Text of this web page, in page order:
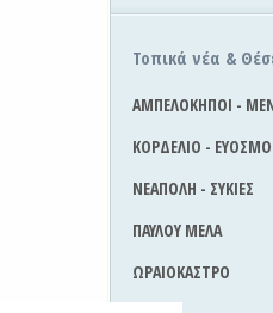
Τοπικά νέα &
ΑΜΠΕΛΟΚΗΠΟΙ -
ΚΟΡΔΕΛΙΟ -
ΝΕΑΠΟΛΗ - ΣΥΚΙΕΣ
ΠΑΥΛΟΥ ΜΕΛΑ
ΩΡΑΙΟΚΑΣΤΡΟ